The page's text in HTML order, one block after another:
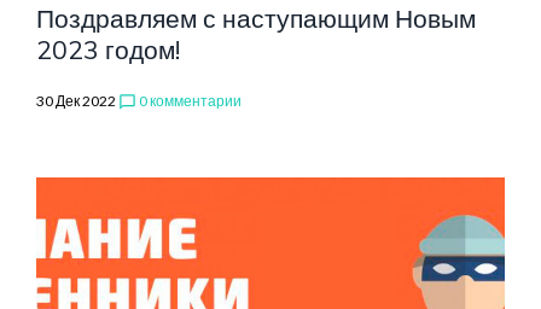
Поздравляем с наступающим Новым
2023 годом!
30 Дек 2022 chat_bubble_outline 0 комментарии